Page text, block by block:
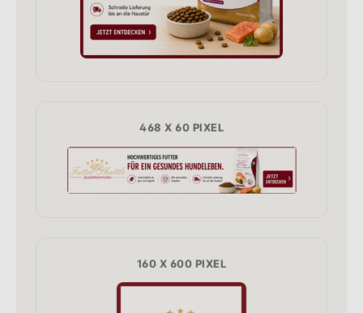
468 X 60 PIXEL
160 X 600 PIXEL